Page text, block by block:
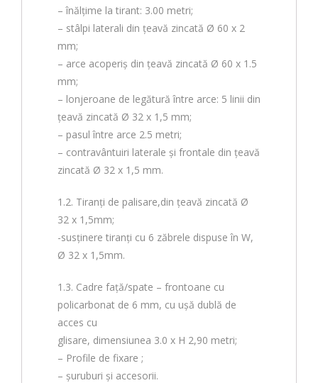
– înălțime la tirant: 3.00 metri;
– stâlpi laterali din țeavă zincată Ø 60 x 2
mm;
– arce acoperiș din țeavă zincată Ø 60 x 1.5
mm;
– lonjeroane de legătură între arce: 5 linii din
țeavă zincată Ø 32 x 1,5 mm;
– pasul între arce 2.5 metri;
– contravântuiri laterale și frontale din țeavă
zincată Ø 32 x 1,5 mm.
1.2. Tiranți de palisare,din țeavă zincată Ø
32 x 1,5mm;
-susținere tiranți cu 6 zăbrele dispuse în W,
Ø 32 x 1,5mm.
1.3. Cadre faţă/spate – frontoane cu
policarbonat de 6 mm, cu ușă dublă de
acces cu
glisare, dimensiunea 3.0 x H 2,90 metri;
– Profile de fixare ;
– șuruburi și accesorii.